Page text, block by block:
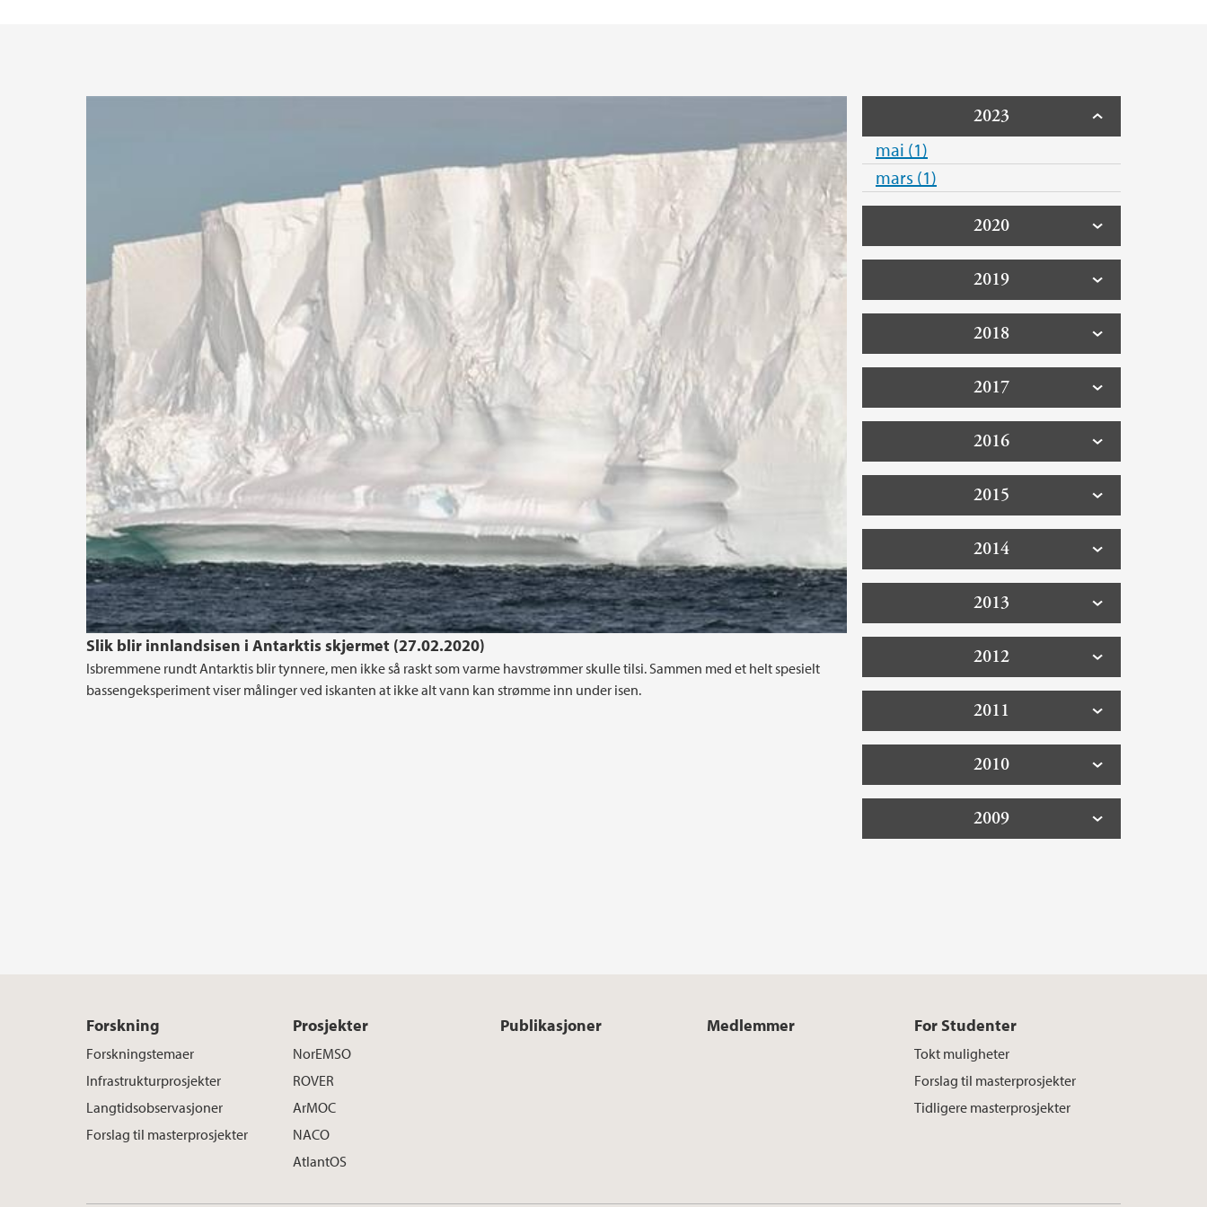
Slik blir innlandsisen i Antarktis skjermet (27.02.2020)
Isbremmene rundt Antarktis blir tynnere, men ikke så raskt som varme havstrømmer skulle tilsi. Sammen med et helt spesielt
bassengeksperiment viser målinger ved iskanten at ikke alt vann kan strømme inn under isen.
2023
mai (1)
mars (1)
2020
2019
2018
2017
2016
2015
2014
2013
2012
2011
2010
2009
Forskning
Forskningstemaer
Infrastrukturprosjekter
Langtidsobservasjoner
Forslag til masterprosjekter
Prosjekter
NorEMSO
ROVER
ArMOC
NACO
AtlantOS
Publikasjoner Medlemmer For Studenter
Tokt muligheter
Forslag til masterprosjekter
Tidligere masterprosjekter